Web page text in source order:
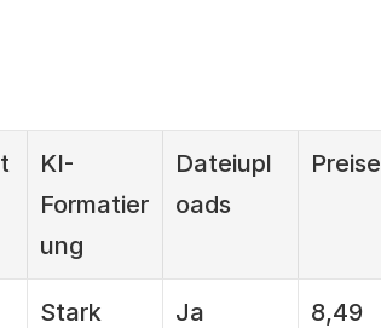
KI-
Formatier
ung
Dateiupl
oads
Preise
Stark Ja
8,49